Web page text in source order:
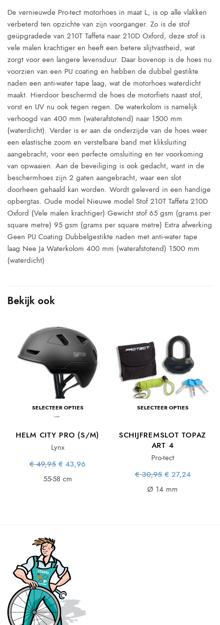
De vernieuwde Pro-tect motorhoes in maat L, is op alle vlakken
verbeterd ten opzichte van zijn voorganger. Zo is de stof
geüpgradede van 210T Taffeta naar 210D Oxford, deze stof is
vele malen krachtiger en heeft een betere slijtvastheid, wat
zorgt voor een langere levensduur. Daar bovenop is de hoes nu
voorzien van een PU coating en hebben de dubbel gestikte
naden een anti-water tape laag, wat de motorhoes waterdicht
maakt. Hierdoor beschermd de hoes de motorfiets naast stof,
vorst en UV nu ook tegen regen. De waterkolom is namelijk
verhoogd van 400 mm (waterafstotend) naar 1500 mm
(waterdicht). Verder is er aan de onderzijde van de hoes weer
een elastische zoom en verstelbare band met kliksluiting
aangebracht, voor een perfecte omsluiting en ter voorkoming
van opwaaien. Aan de beveiliging is ook gedacht, want in de
beschermhoes zijn 2 gaten aangebracht, waar een slot
doorheen gehaald kan worden. Wordt geleverd in een handige
opbergtas. Oude model Nieuwe model Stof 210T Taffeta 210D
Oxford (Vele malen krachtiger) Gewicht stof 65 gsm (grams per
square metre) 95 gsm (grams per square metre) Extra afwerking
Geen PU Coating Dubbelgestikte naden met anti-water tape
laag Nee Ja Waterkolom 400 mm (waterafstotend) 1500 mm
(waterdicht)
Bekijk ook
SELECTEER OPTIES
HELM CITY PRO (S/M)
Lynx
€49,95 Oorspronkelijke
prijs was:
€ 49,95.
€ 43,96
55-58 cm
SELECTEER OPTIES
SCHIJFREMSLOT TOPAZ
ART 4
Pro-tect
€30,95 Oorspronkelijke
prijs was:
€ 30,95.
€ 27,24
Ø 14 mm